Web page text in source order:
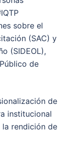
sobre el
(SAC) y
(SIDEOL),
de
de
institucional
rendición de